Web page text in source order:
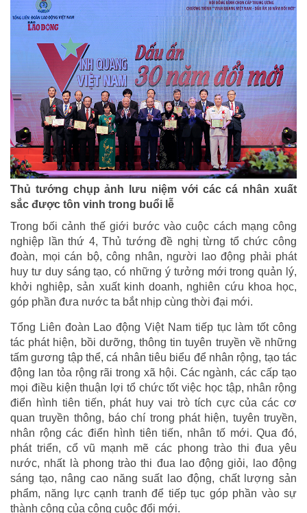
Thủ tướng chụp ảnh lưu niệm với các cá nhân xuất
sắc được tôn vinh trong buổi lễ
Trong bối cảnh thế giới bước vào cuộc cách mạng công
nghiệp lần thứ 4, Thủ tướng đề nghị từng tổ chức công
đoàn, mọi cán bộ, công nhân, người lao động phải phát
huy tư duy sáng tạo, có những ý tưởng mới trong quản lý,
khởi nghiệp, sản xuất kinh doanh, nghiên cứu khoa học,
góp phần đưa nước ta bắt nhịp cùng thời đại mới.
Tổng Liên đoàn Lao động Việt Nam tiếp tục làm tốt công
tác phát hiện, bồi dưỡng, thông tin tuyên truyền về những
tấm gương tập thể, cá nhân tiêu biểu để nhân rộng, tạo tác
động lan tỏa rộng rãi trong xã hội. Các ngành, các cấp tạo
mọi điều kiện thuận lợi tổ chức tốt việc học tập, nhân rộng
điển hình tiên tiến, phát huy vai trò tích cực của các cơ
quan truyền thông, báo chí trong phát hiện, tuyên truyền,
nhân rộng các điển hình tiên tiến, nhân tố mới. Qua đó,
phát triển, cổ vũ mạnh mẽ các phong trào thi đua yêu
nước, nhất là phong trào thi đua lao động giỏi, lao động
sáng tạo, nâng cao năng suất lao động, chất lượng sản
phẩm, năng lực cạnh tranh để tiếp tục góp phần vào sự
thành công của công cuộc đổi mới.